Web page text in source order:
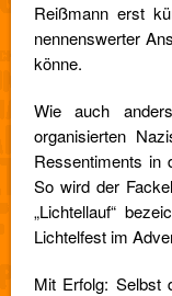
Reißmann erst
nennenswerter
könne.
Wie auch
organisierten
Ressentiments in
So wird der
„Lichtellauf“
Lichtelfest im
Mit Erfolg: Selbst